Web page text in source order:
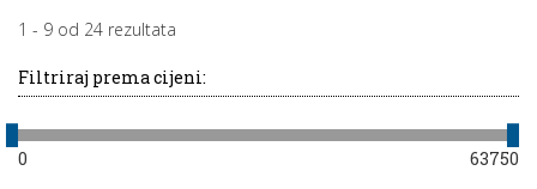
1 - 9 od 24 rezultata
Filtriraj prema cijeni:
0 63750